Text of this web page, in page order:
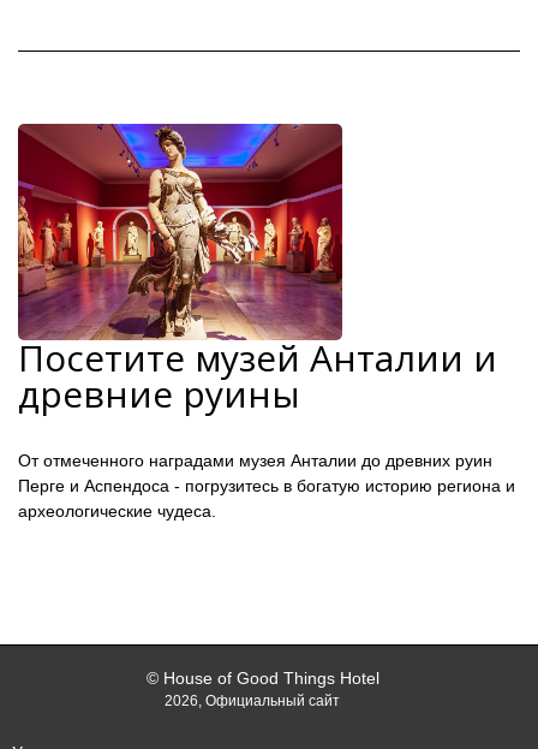
Посетите музей Анталии и
древние руины
От отмеченного наградами музея Анталии до древних руин
Перге и Аспендоса - погрузитесь в богатую историю региона и
археологические чудеса.
© House of Good Things Hotel
2026, Официальный сайт